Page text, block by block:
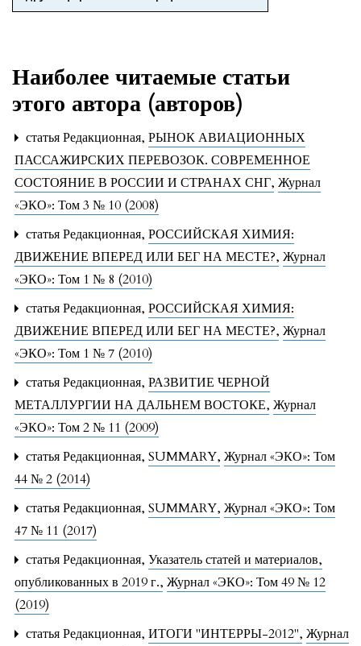
Наиболее читаемые статьи
этого автора (авторов)
статья Редакционная, РЫНОК АВИАЦИОННЫХ
ПАССАЖИРСКИХ ПЕРЕВОЗОК. СОВРЕМЕННОЕ
СОСТОЯНИЕ В РОССИИ И СТРАНАХ СНГ, Журнал
«ЭКО»: Том 3 № 10 (2008)
статья Редакционная, РОССИЙСКАЯ ХИМИЯ:
ДВИЖЕНИЕ ВПЕРЕД ИЛИ БЕГ НА МЕСТЕ?, Журнал
«ЭКО»: Том 1 № 8 (2010)
статья Редакционная, РОССИЙСКАЯ ХИМИЯ:
ДВИЖЕНИЕ ВПЕРЕД ИЛИ БЕГ НА МЕСТЕ?, Журнал
«ЭКО»: Том 1 № 7 (2010)
статья Редакционная, РАЗВИТИЕ ЧЕРНОЙ
МЕТАЛЛУРГИИ НА ДАЛЬНЕМ ВОСТОКЕ, Журнал
«ЭКО»: Том 2 № 11 (2009)
статья Редакционная, SUMMARY, Журнал «ЭКО»: Том
44 № 2 (2014)
статья Редакционная, SUMMARY, Журнал «ЭКО»: Том
47 № 11 (2017)
статья Редакционная, Указатель статей и материалов,
опубликованных в 2019 г., Журнал «ЭКО»: Том 49 № 12
(2019)
статья Редакционная, ИТОГИ "ИНТЕРРЫ-2012", Журнал